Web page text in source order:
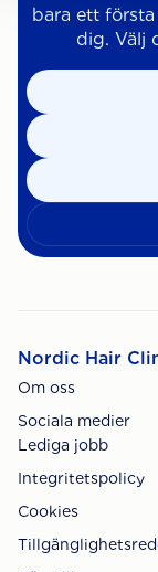
bara ett
dig. Välj
Nordic Hair
Om oss
Sociala medier
Lediga jobb
Integritetspolicy
Cookies